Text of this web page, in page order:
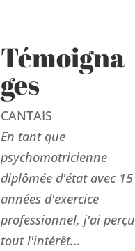
Témoigna
ges
CANTAIS
En tant que
psychomotricienne
diplômée d'état avec 15
années d'exercice
professionnel, j'ai perçu
tout l'intérêt...